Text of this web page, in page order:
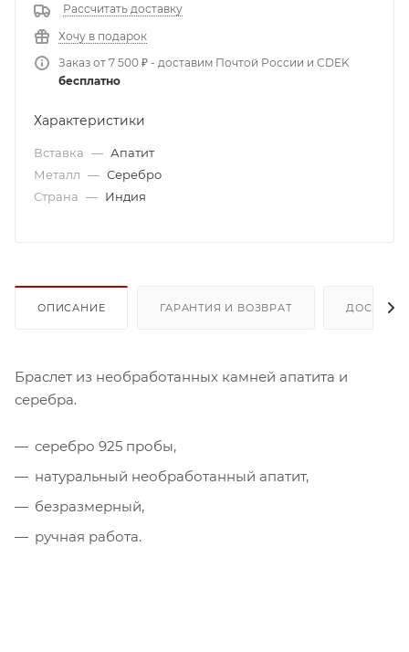
Рассчитать доставку
Хочу в подарок
Заказ от 7 500 ₽ - доставим Почтой России и CDEK
бесплатно
Характеристики
Вставка — Апатит
Металл — Серебро
Страна — Индия
ОПИСАНИЕ ГАРАНТИЯ И ВОЗВРАТ
Браслет из необработанных камней апатита и
серебра.
серебро 925 пробы,
натуральный необработанный апатит,
безразмерный,
ручная работа.